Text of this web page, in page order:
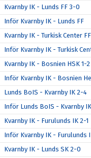
Kvarnby IK - Lunds FF 3-0
Inför Kvarnby IK - Lunds FF
Kvarnby IK - Turkisk Center
Inför Kvarnby IK - Turkisk
Kvarnby IK - Bosnien HSK 1-2
Inför Kvarnby IK - Bosnien
Lunds BoIS - Kvarnby IK 2-4
Inför Lunds BoIS - Kvarnby IK
Kvarnby IK - Furulunds IK 2-1
Inför Kvarnby IK - Furulunds
Kvarnby IK - Lunds SK 2-0